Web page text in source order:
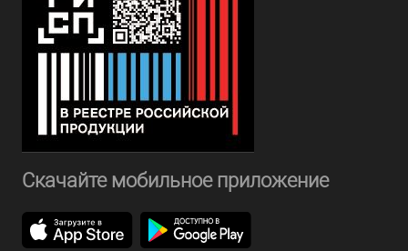
Скачайте мобильное приложение